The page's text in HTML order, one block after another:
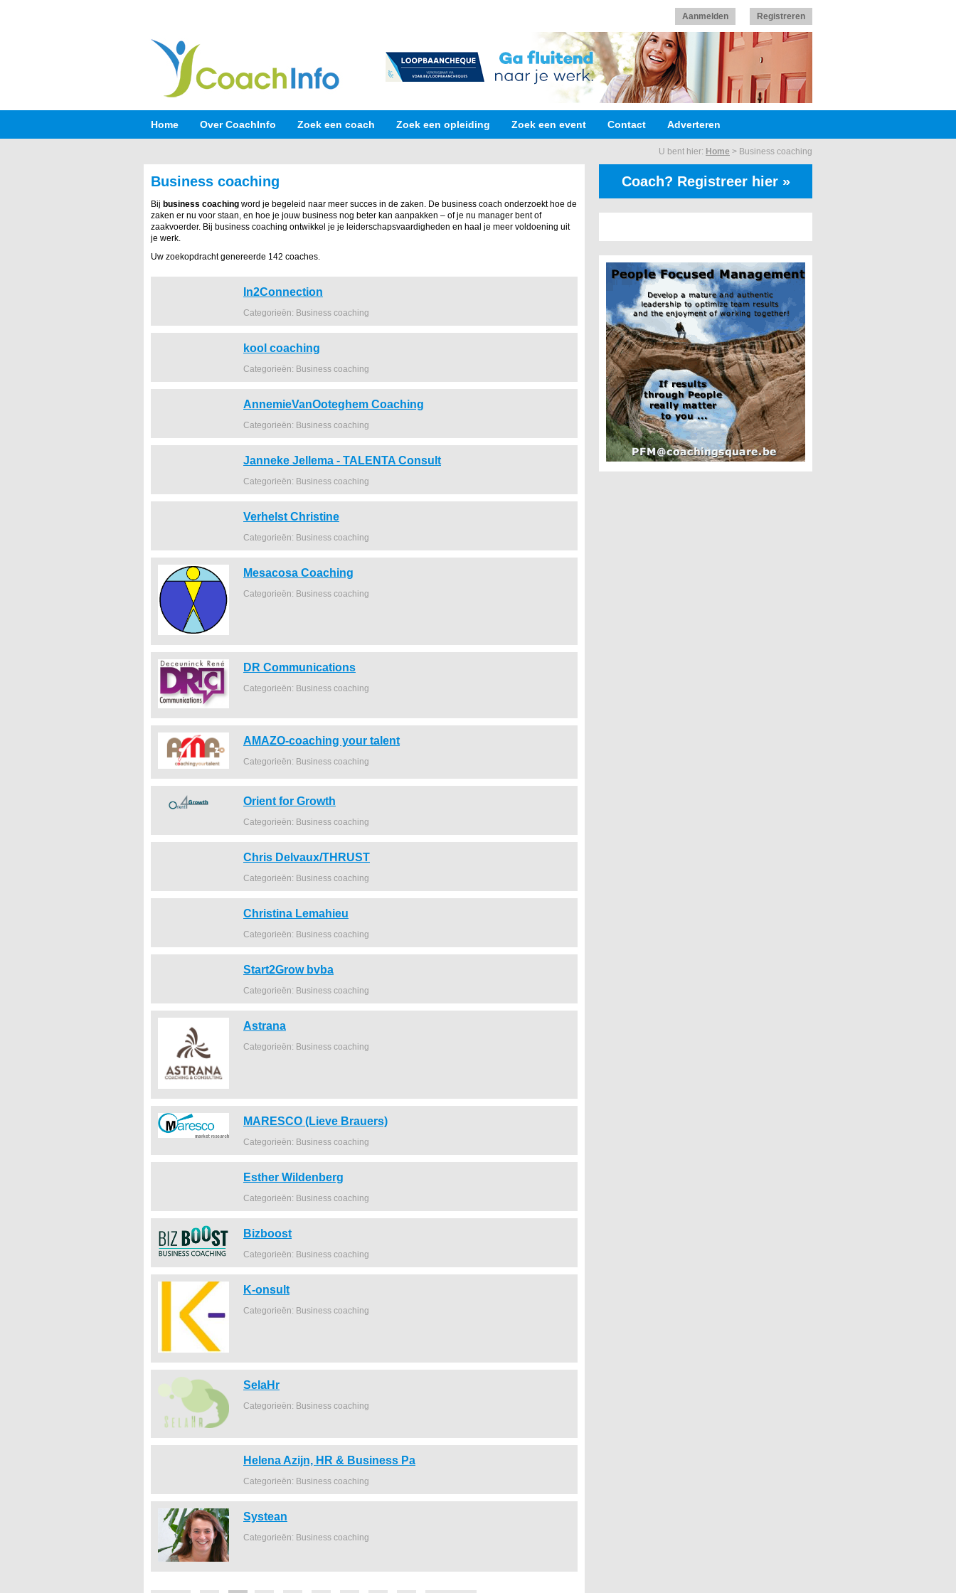
Aanmelden Registreren
Home Over CoachInfo Zoek een coach Zoek een opleiding Zoek een event Contact Adverteren
U bent hier: Home > Business coaching
Business coaching
Bij business coaching word je begeleid naar meer succes in de zaken. De business coach onderzoekt hoe de
zaken er nu voor staan, en hoe je jouw business nog beter kan aanpakken – of je nu manager bent of
zaakvoerder. Bij business coaching ontwikkel je je leiderschapsvaardigheden en haal je meer voldoening uit
je werk.
Uw zoekopdracht genereerde 142 coaches.
In2Connection
Categorieën: Business coaching
kool coaching
Categorieën: Business coaching
AnnemieVanOoteghem Coaching
Categorieën: Business coaching
Janneke Jellema - TALENTA Consult
Categorieën: Business coaching
Verhelst Christine
Categorieën: Business coaching
Mesacosa Coaching
Categorieën: Business coaching
DR Communications
Categorieën: Business coaching
AMAZO-coaching your talent
Categorieën: Business coaching
Orient for Growth
Categorieën: Business coaching
Chris Delvaux/THRUST
Categorieën: Business coaching
Christina Lemahieu
Categorieën: Business coaching
Start2Grow bvba
Categorieën: Business coaching
Astrana
Categorieën: Business coaching
MARESCO (Lieve Brauers)
Categorieën: Business coaching
Esther Wildenberg
Categorieën: Business coaching
Bizboost
Categorieën: Business coaching
K-onsult
Categorieën: Business coaching
SelaHr
Categorieën: Business coaching
Helena Azijn, HR & Business Pa
Categorieën: Business coaching
Systean
Categorieën: Business coaching
Coach? Registreer hier »